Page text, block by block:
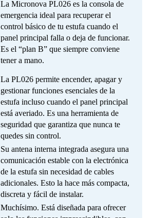
La Micronova PL026 es la consola de
emergencia ideal para recuperar el
control básico de tu estufa cuando el
panel principal falla o deja de funcionar.
Es el “plan B” que siempre conviene
tener a mano.
La PL026 permite encender, apagar y
gestionar funciones esenciales de la
estufa incluso cuando el panel principal
está averiado. Es una herramienta de
seguridad que garantiza que nunca te
quedes sin control.
Su antena interna integrada asegura una
comunicación estable con la electrónica
de la estufa sin necesidad de cables
adicionales. Esto la hace más compacta,
discreta y fácil de instalar.
Muchísimo. Está diseñada para ofrecer